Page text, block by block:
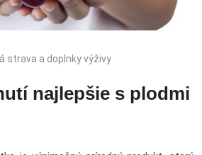
strava a doplnky výživy
najlepšie s plodmi